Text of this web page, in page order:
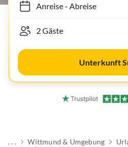
Anreise- Abreise
Unterkunft
. . . Wittmund & Umgebung